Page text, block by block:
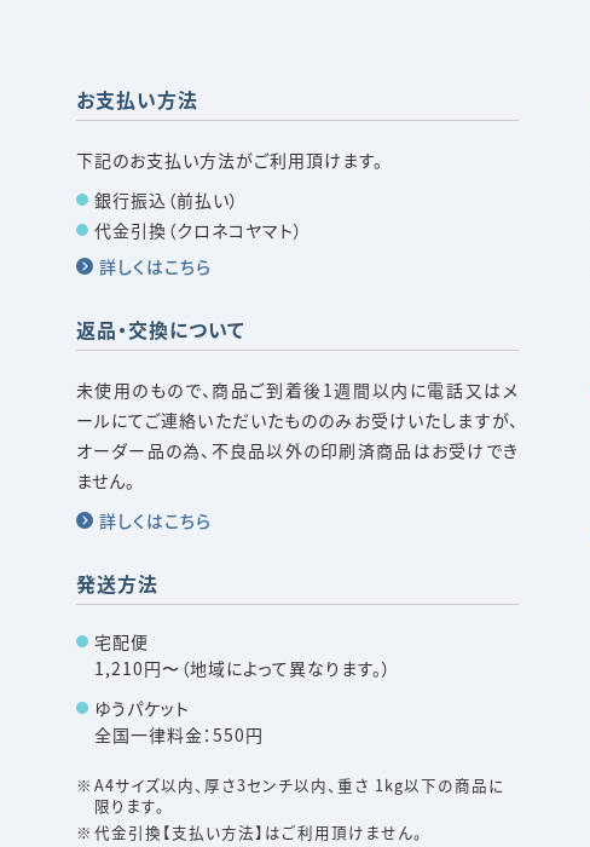
お支払い方法
下記のお支払い方法がご利用頂けます。
銀行振込（前払い）
代金引換（クロネコヤマト）
詳しくはこちら
返品・交換について
未使用のもので、商品ご到着後1週間以内に電話又はメ
ールにてご連絡いただいたもののみお受けいたしますが、
オーダー品の為、不良品以外の印刷済商品はお受けでき
ません。
詳しくはこちら
発送方法
宅配便
1,210円〜（地域によって異なります。）
ゆうパケット
全国一律料金：550円
A4サイズ以内、厚さ3センチ以内、重さ 1kg以下の商品に
限ります。
代金引換【支払い方法】はご利用頂けません。